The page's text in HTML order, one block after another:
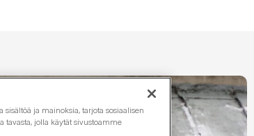
ja mainoksia, tarjota sosiaalisen
tavasta, jolla käytät sivustoamme